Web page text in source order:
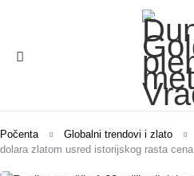
Počenta Globalni trendovi i zlato
dolara zlatom usred istorijskog rasta cena